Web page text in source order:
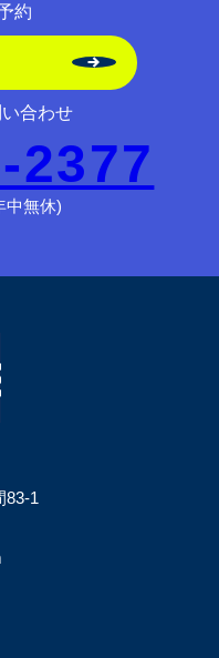
約
合わせ
2377
中無休)
83-1